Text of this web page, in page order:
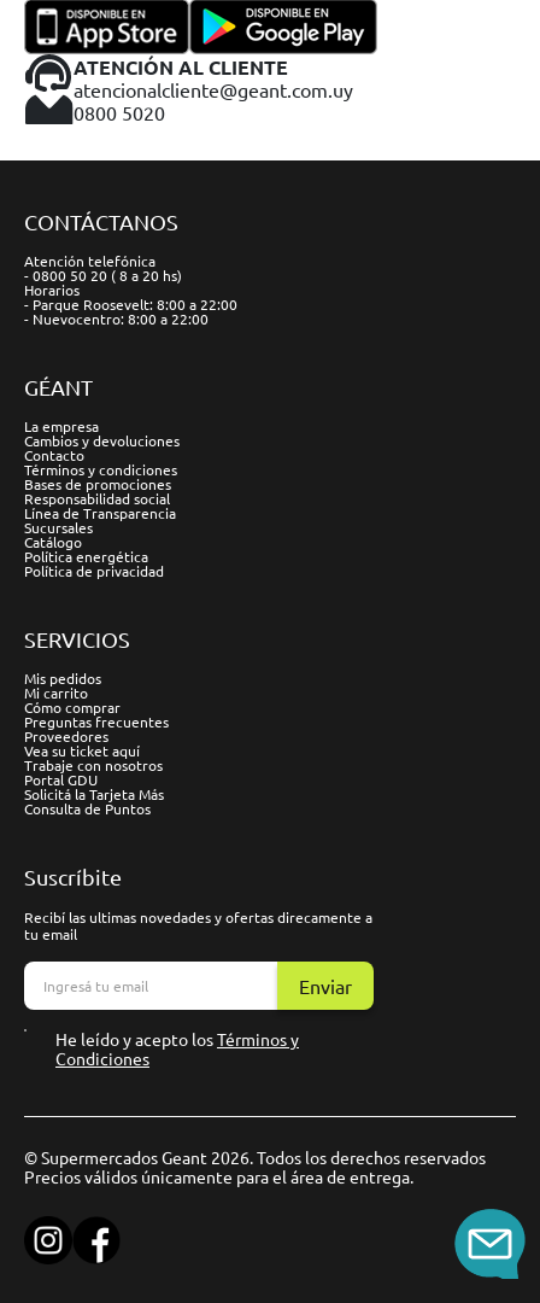
ATENCIÓN AL CLIENTE
atencionalcliente@geant.com.uy
0800 5020
CONTÁCTANOS
Atención telefónica
- 0800 50 20 ( 8 a 20 hs)
Horarios
- Parque Roosevelt: 8:00 a 22:00
- Nuevocentro: 8:00 a 22:00
GÉANT
La empresa
Cambios y devoluciones
Contacto
Términos y condiciones
Bases de promociones
Responsabilidad social
Línea de Transparencia
Sucursales
Catálogo
Política energética
Política de privacidad
SERVICIOS
Mis pedidos
Mi carrito
Cómo comprar
Preguntas frecuentes
Proveedores
Vea su ticket aquí
Trabaje con nosotros
Portal GDU
Solicitá la Tarjeta Más
Consulta de Puntos
Suscríbite
Recibí las ultimas novedades y ofertas direcamente a
tu email
Enviar
He leído y acepto losTérminos y
Condiciones
© Supermercados Geant 2026. Todos los derechos reservados
Precios válidos únicamente para el área de entrega.